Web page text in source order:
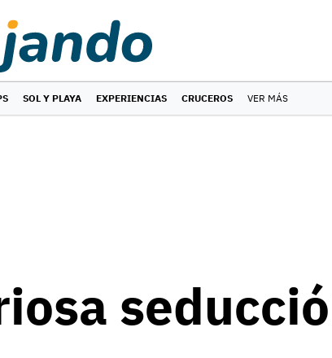
SOL Y PLAYA EXPERIENCIAS CRUCEROS VER MÁS